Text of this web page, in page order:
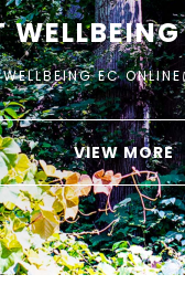
WELLBEING EC
VIEW MORE